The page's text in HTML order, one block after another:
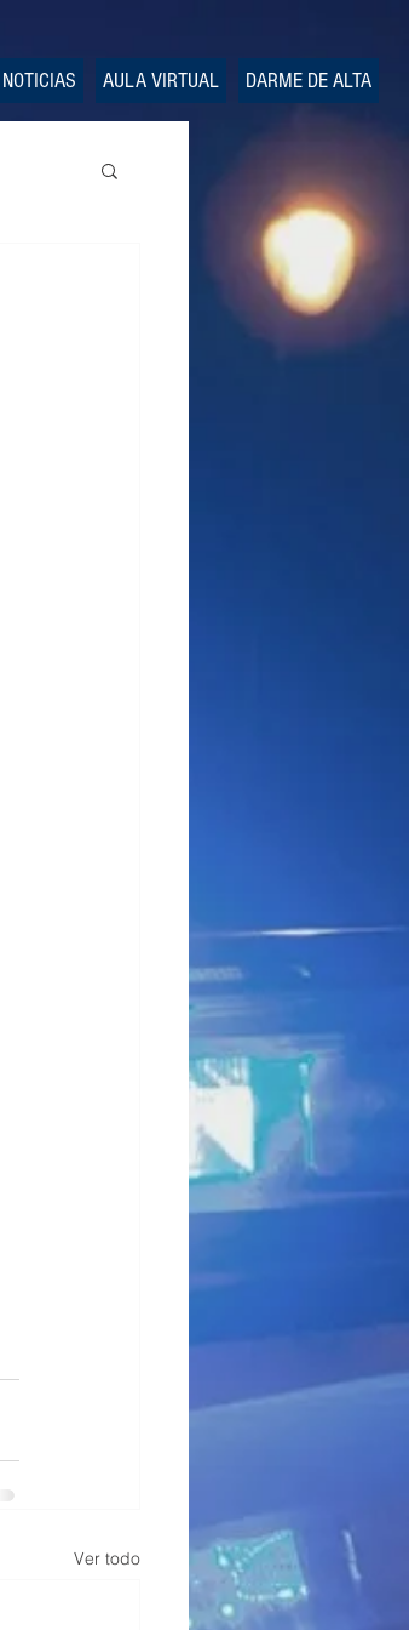
NOTICIAS AULA VIRTUAL DARME DE ALTA
Ver todo